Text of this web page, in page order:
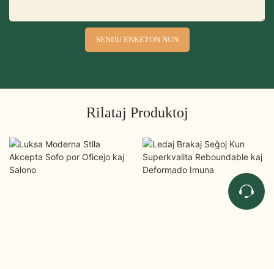
SENDU ENKETON NUN
Rilataj Produktoj